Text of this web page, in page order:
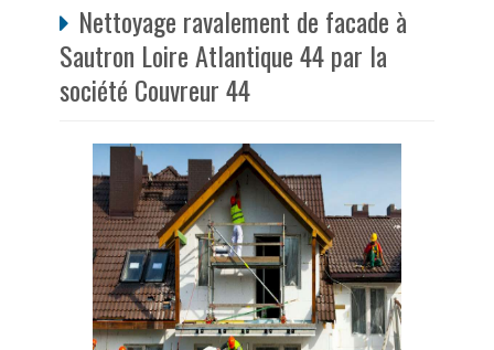
Nettoyage ravalement de facade à
Sautron Loire Atlantique 44 par la
société Couvreur 44